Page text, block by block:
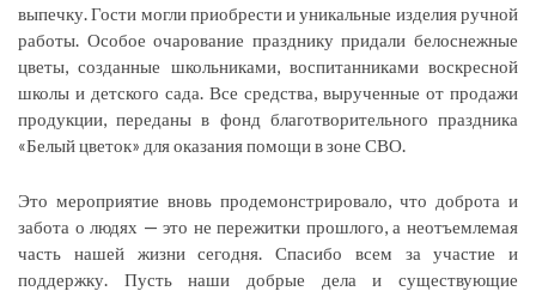
выпечку. Гости могли приобрести и уникальные изделия ручной
работы. Особое очарование празднику придали белоснежные
цветы, созданные школьниками, воспитанниками воскресной
школы и детского сада. Все средства, вырученные от продажи
продукции, переданы в фонд благотворительного праздника
«Белый цветок» для оказания помощи в зоне СВО.
Это мероприятие вновь продемонстрировало, что доброта и
забота о людях — это не пережитки прошлого, а неотъемлемая
часть нашей жизни сегодня. Спасибо всем за участие и
поддержку. Пусть наши добрые дела и существующие